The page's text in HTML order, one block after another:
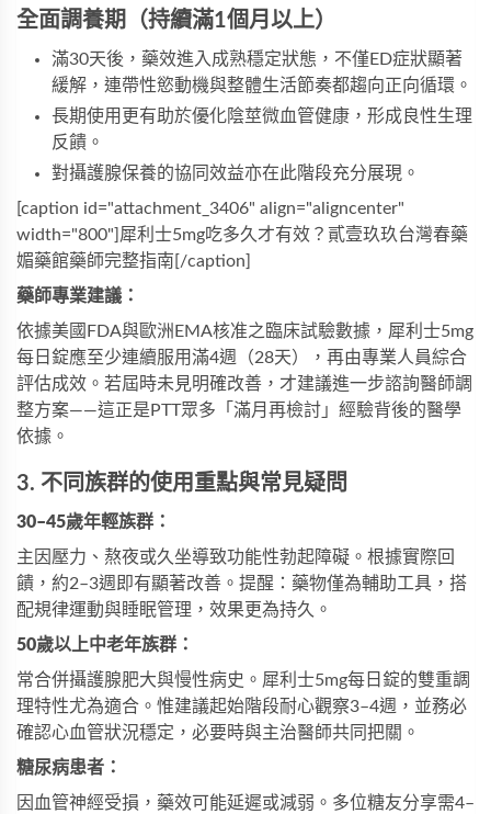
全面調養期（持續滿1個月以上）
滿30天後，藥效進入成熟穩定狀態，不僅ED症狀顯著
緩解，連帶性慾動機與整體生活節奏都趨向正向循環。
長期使用更有助於優化陰莖微血管健康，形成良性生理
反饋。
對攝護腺保養的協同效益亦在此階段充分展現。
[caption id="attachment_3406" align="aligncenter"
width="800"]犀利士5mg吃多久才有效？貳壹玖玖台灣春藥
媚藥館藥師完整指南[/caption]
藥師專業建議：
依據美國FDA與歐洲EMA核准之臨床試驗數據， 犀利士5mg
每日錠應至少連續服用滿4週（28天），再由專業人員綜合
評估成效。若屆時未見明確改善，才建議進一步諮詢醫師調
整方案——這正是PTT眾多「滿月再檢討」經驗背後的醫學
依據。
3. 不同族群的使用重點與常見疑問
30–45歲年輕族群：
主因壓力、熬夜或久坐導致功能性勃起障礙。根據實際回
饋，約2–3週即有顯著改善。提醒：藥物僅為輔助工具，搭
配規律運動與睡眠管理，效果更為持久。
50歲以上中老年族群：
常合併攝護腺肥大與慢性病史。 犀利士5mg每日錠的雙重調
理特性尤為適合。惟建議起始階段耐心觀察3–4週，並務必
確認心血管狀況穩定，必要時與主治醫師共同把關。
糖尿病患者：
因血管神經受損，藥效可能延遲或減弱。多位糖友分享需4–